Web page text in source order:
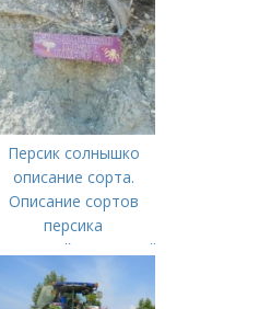
Персик солнышко
описание сорта.
Описание сортов
персика
(советский,солнечный,
новость степи,
пушистый ранний)